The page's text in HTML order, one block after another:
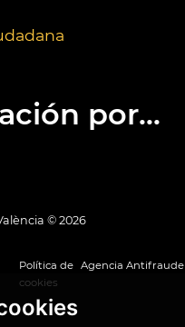
por...
© 2026
Política de
cookies
Agencia Antifraude